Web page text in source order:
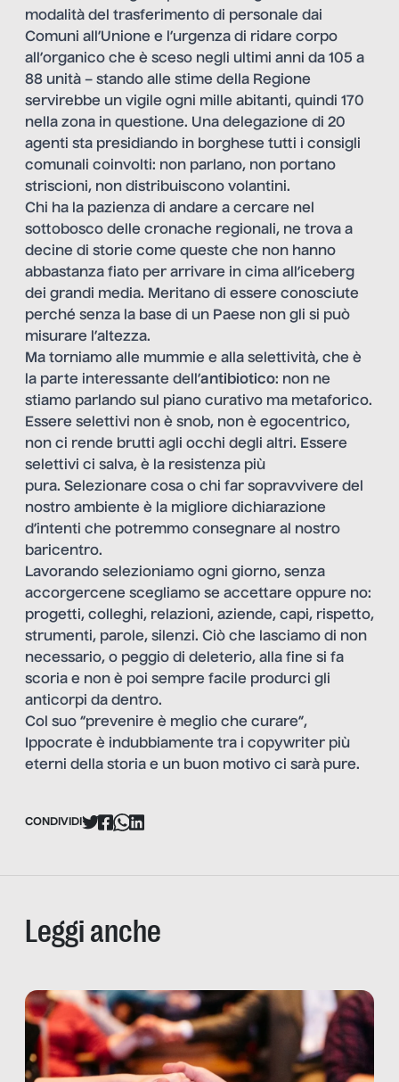
modalità del trasferimento di personale dai
Comuni all’Unione e l’urgenza di ridare corpo
all’organico che è sceso negli ultimi anni da 105 a
88 unità – stando alle stime della Regione
servirebbe un vigile ogni mille abitanti, quindi 170
nella zona in questione. Una delegazione di 20
agenti sta presidiando in borghese tutti i consigli
comunali coinvolti: non parlano, non portano
striscioni, non distribuiscono volantini.
Chi ha la pazienza di andare a cercare nel
sottobosco delle cronache regionali, ne trova a
decine di storie come queste che non hanno
abbastanza fiato per arrivare in cima all’iceberg
dei grandi media. Meritano di essere conosciute
perché senza la base di un Paese non gli si può
misurare l’altezza.
Ma torniamo alle mummie e alla selettività, che è
la parte interessante dell’antibiotico: non ne
stiamo parlando sul piano curativo ma metaforico.
Essere selettivi non è snob, non è egocentrico,
non ci rende brutti agli occhi degli altri. Essere
selettivi ci salva, è la resistenza più
pura. Selezionare cosa o chi far sopravvivere del
nostro ambiente è la migliore dichiarazione
d’intenti che potremmo consegnare al nostro
baricentro.
Lavorando selezioniamo ogni giorno, senza
accorgercene scegliamo se accettare oppure no:
progetti, colleghi, relazioni, aziende, capi, rispetto,
strumenti, parole, silenzi. Ciò che lasciamo di non
necessario, o peggio di deleterio, alla fine si fa
scoria e non è poi sempre facile produrci gli
anticorpi da dentro.
Col suo “prevenire è meglio che curare”,
Ippocrate è indubbiamente tra i copywriter più
eterni della storia e un buon motivo ci sarà pure.
CONDIVIDI
Leggi anche